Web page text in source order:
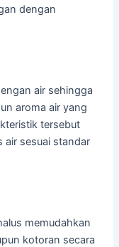
dengan
air sehingga
aroma air yang
tersebut
air sesuai standar
memudahkan
kotoran secara